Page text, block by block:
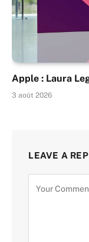
Apple : Laura
3 août 2026
LEAVE A